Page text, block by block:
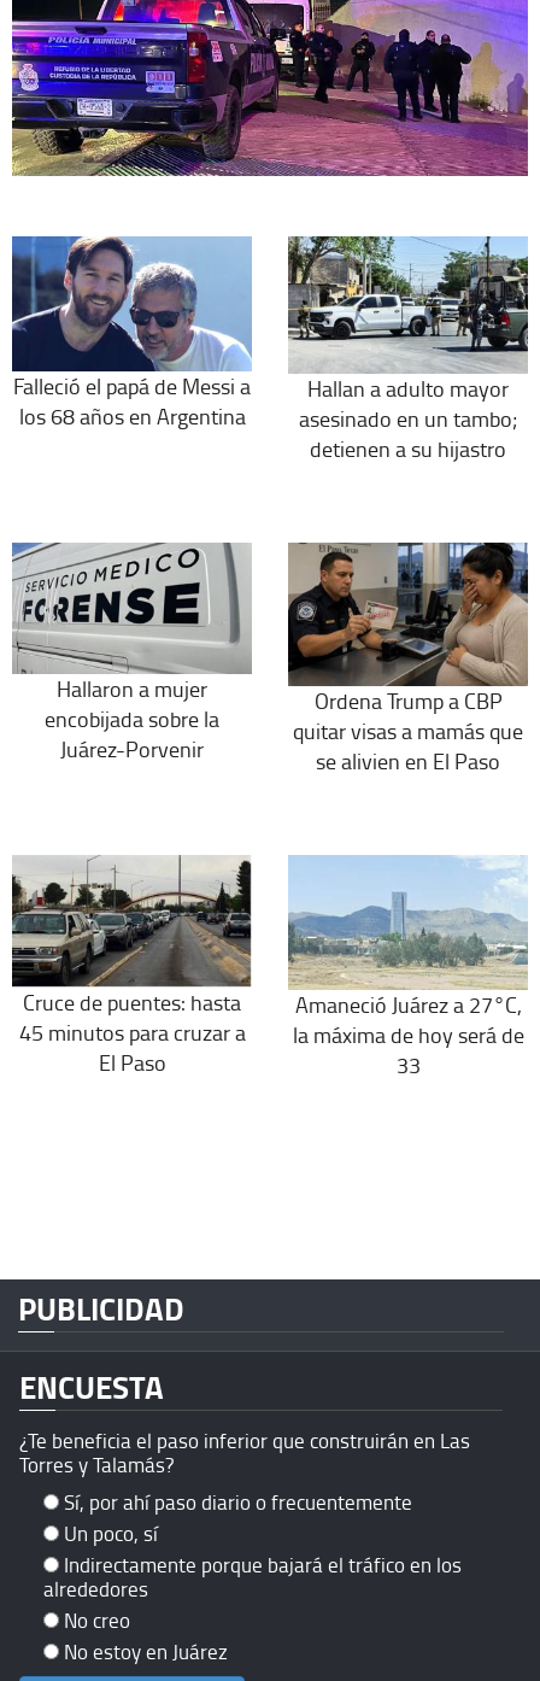
Falleció el papá de Messi a
los 68 años en Argentina
Hallan a adulto mayor
asesinado en un tambo;
detienen a su hijastro
Hallaron a mujer
encobijada sobre la
Juárez-Porvenir
Ordena Trump a CBP
quitar visas a mamás que
se alivien en El Paso
Cruce de puentes: hasta
45 minutos para cruzar a
El Paso
Amaneció Juárez a 27°C,
la máxima de hoy será de
33
PUBLICIDAD
ENCUESTA
¿Te beneficia el paso inferior que construirán en Las
Torres y Talamás?
Sí, por ahí paso diario o frecuentemente
Un poco, sí
Indirectamente porque bajará el tráfico en los
alrededores
No creo
No estoy en Juárez